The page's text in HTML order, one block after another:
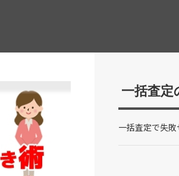
一括査定
一括査定で失